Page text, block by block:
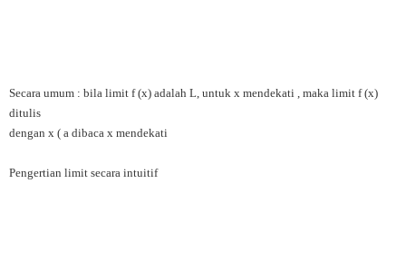
Secara umum : bila limit f (x) adalah L, untuk x mendekati , maka limit f (x)
ditulis
dengan x ( a dibaca x mendekati
Pengertian limit secara intuitif